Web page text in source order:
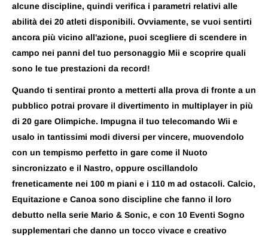
alcune discipline, quindi verifica i parametri relativi alle
abilità dei 20 atleti disponibili. Ovviamente, se vuoi sentirti
ancora più vicino all'azione, puoi scegliere di scendere in
campo nei panni del tuo personaggio Mii e scoprire quali
sono le tue prestazioni da record!
Quando ti sentirai pronto a metterti alla prova di fronte a un
pubblico potrai provare il divertimento in multiplayer in più
di 20 gare Olimpiche. Impugna il tuo telecomando Wii e
usalo in tantissimi modi diversi per vincere, muovendolo
con un tempismo perfetto in gare come il Nuoto
sincronizzato e il Nastro, oppure oscillandolo
freneticamente nei 100 m piani e i 110 m ad ostacoli. Calcio,
Equitazione e Canoa sono discipline che fanno il loro
debutto nella serie Mario & Sonic, e con 10 Eventi Sogno
supplementari che danno un tocco vivace e creativo